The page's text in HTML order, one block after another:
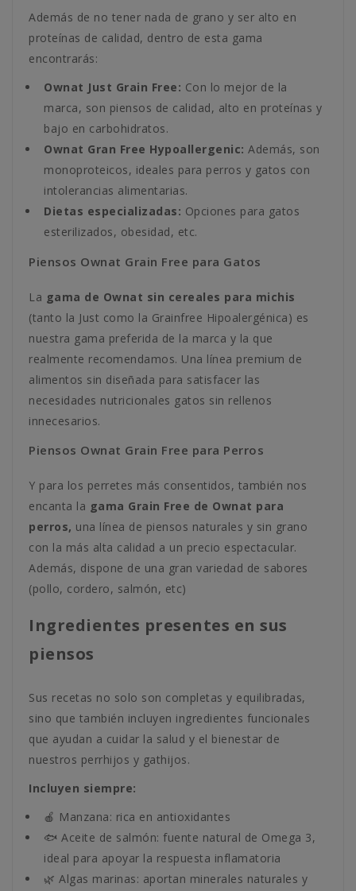
Además de no tener nada de grano y ser alto en
proteínas de calidad, dentro de esta gama
encontrarás:
Ownat Just Grain Free: Con lo mejor de la
marca, son piensos de calidad, alto en proteínas y
bajo en carbohidratos.
Ownat Gran Free Hypoallergenic: Además, son
monoproteicos, ideales para perros y gatos con
intolerancias alimentarias.
Dietas especializadas: Opciones para gatos
esterilizados, obesidad, etc.
Piensos Ownat Grain Free para Gatos
La gama de Ownat sin cereales para michis
(tanto la Just como la Grainfree Hipoalergénica) es
nuestra gama preferida de la marca y la que
realmente recomendamos. Una línea premium de
alimentos sin diseñada para satisfacer las
necesidades nutricionales gatos sin rellenos
innecesarios.
Piensos Ownat Grain Free para Perros
Y para los perretes más consentidos, también nos
encanta la gama Grain Free de Ownat para
perros, una línea de piensos naturales y sin grano
con la más alta calidad a un precio espectacular.
Además, dispone de una gran variedad de sabores
(pollo, cordero, salmón, etc)
Ingredientes presentes en sus
piensos
Sus recetas no solo son completas y equilibradas,
sino que también incluyen ingredientes funcionales
que ayudan a cuidar la salud y el bienestar de
nuestros perrhijos y gathijos.
Incluyen siempre:
🍎 Manzana: rica en antioxidantes
🐟 Aceite de salmón: fuente natural de Omega 3,
ideal para apoyar la respuesta inflamatoria
🌿 Algas marinas: aportan minerales naturales y